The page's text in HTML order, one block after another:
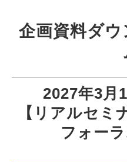
セミナー集客がしたい
アンケート調査がしたい
媒体資料ダウンロード
企画資料ダ
2027年3月
【リアルセミ
フォー